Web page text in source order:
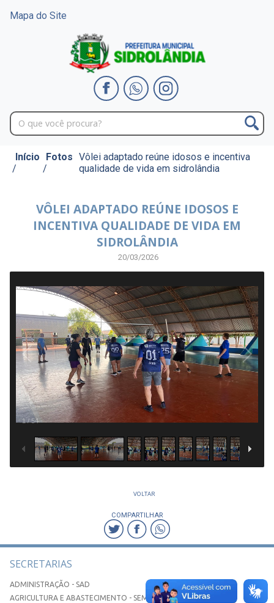
Mapa do Site
Início
/
Fotos
/
Vôlei adaptado reúne idosos e incentiva
qualidade de vida em sidrolândia
VÔLEI ADAPTADO REÚNE IDOSOS E
INCENTIVA QUALIDADE DE VIDA EM
SIDROLÂNDIA
20/03/2026
1 /54
VOLTAR
COMPARTILHAR
SECRETARIAS
ADMINISTRAÇÃO - SAD
AGRICULTURA E ABASTECIMENTO - SEMAA